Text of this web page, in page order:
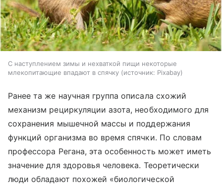
С наступлением зимы и нехваткой пищи некоторые
млекопитающие впадают в спячку
источник: Pixabay
Ранее та же научная группа описала схожий
механизм рециркуляции азота, необходимого для
сохранения мышечной массы и поддержания
функций организма во время спячки. По словам
профессора Регана, эта особенность может иметь
значение для здоровья человека. Теоретически
люди обладают похожей «биологической